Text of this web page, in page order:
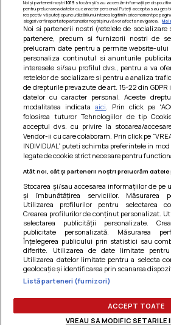
Barcute din vinete cu
Un deliciu usor de preparat!
Termeni si conditii |
confidentialitate|
Noi și partenerii noștri 1019stocăm și/sau accesăm informații pe
pentru prelucrarea datelor cu caracter personal. Puteți accepta sau
respectiv vă puteți opune utilizării unui interes legitim în orice moment pe
alegeri vor fi raportate partenerilor noștri și nu vă vor afecta navigarea.
Mai
Noi si partenerii nostri (retelele de
partenere, precum si furnizorii nostri de
prelucram date pentru a permite website-
personaliza continutul si anunturile
interesele si/sau profilul dvs., pentru a va
retelelor de socializare si pentru a analiza
de drepturile prevazute de art. 15-22 din
datelor cu caracter personal. Aceste
modalitatea indicataaici . Prin click pe
folosirea tuturor Tehnologiilor de tip
acceptul dvs. cu privire la stocarea/
Vendor-ii cu care colaboram. Prin click pe
INDIVIDUAL” puteti schimba preferintele in
legate de cookie strict necesare pentru
Atât noi, cât și partenerii noștri prelucrăm datele
Stocarea și/sau accesarea informațiilor de pe
și îmbunătățirea serviciilor. Măsurarea
Utilizarea profilurilor pentru selectarea
Crearea profilurilor de conținut personalizat.
selectarea publicității personalizate.
publicitate personalizată. Măsurarea
Înțelegerea publicului prin statistici sau
diferite. Utilizarea de date limitate pentru
Utilizarea datelor limitate pentru a selecta
geolocație și identificarea prin scanarea
Listă parteneri (furnizori)
ACCEPT TOATE
VREAU SA MODIFIC SETARILE